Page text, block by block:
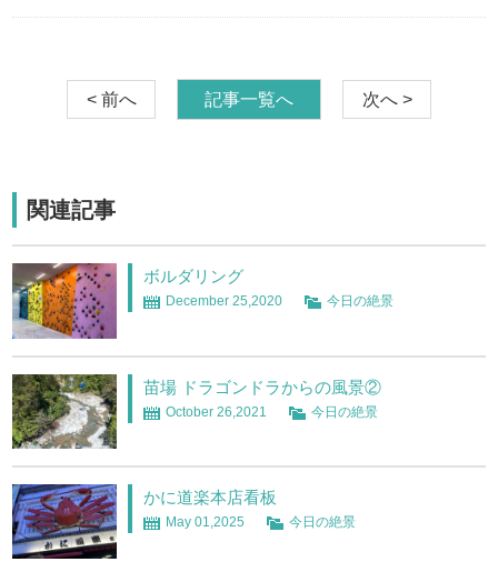
< 前へ 記事一覧へ 次へ >
関連記事
ボルダリング
December 25,2020 今日の絶景
苗場 ドラゴンドラからの風景②
October 26,2021 今日の絶景
かに道楽本店看板
May 01,2025 今日の絶景